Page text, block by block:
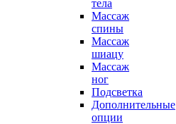
тела
Массаж
спины
Массаж
шиацу
Массаж
ног
Подсветка
Дополнительные
опции